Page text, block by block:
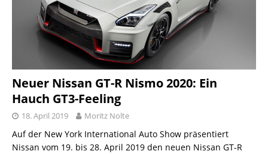
Neuer Nissan GT-R Nismo 2020: Ein
Hauch GT3-Feeling
18. April 2019 Moritz Nolte
Auf der New York International Auto Show präsentiert
Nissan vom 19. bis 28. April 2019 den neuen Nissan GT-R